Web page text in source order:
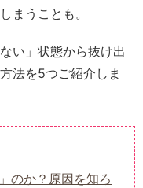
まうことも。
い」状態から抜け出
法を5つご紹介しま
のか？原因を知ろ